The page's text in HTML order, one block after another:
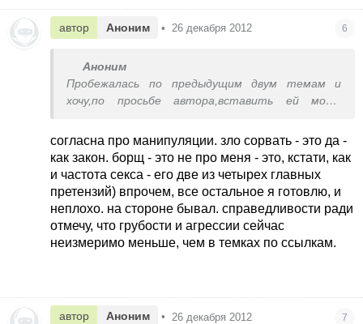
автор Аноним • 26 декабря 2012 6
Аноним
Пробежалась по предыдущим двум темам и
хочу,по просьбе автора,вставить ей мозг-
дальше.Он тупо Вами манипулирует-удобно ему
с Вами-есть на ком зло сорвать, борща поесть
и в постели покувыркаться,если на стороне
ниче не обломится.Себя любите и ребенка
своего.А не козла такого.
согласна про манипуляции. зло сорвать - это да -
как закон. борщ - это не про меня - это, кстати, как
и частота секса - его две из четырех главных
претензий) впрочем, все остальное я готовлю, и
неплохо. на стороне бывал. справедливости ради
отмечу, что грубости и агрессии сейчас
неизмеримо меньше, чем в темках по ссылкам.
автор Аноним • 26 декабря 2012 7